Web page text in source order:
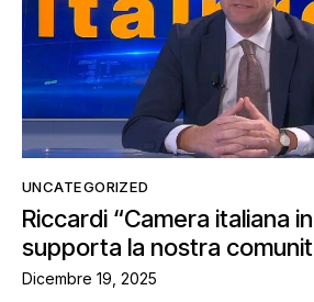
UNCATEGORIZED
Riccardi “Camera italiana
supporta la nostra
Dicembre 19, 2025